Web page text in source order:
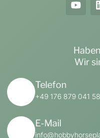
Wir
Telefon
+49 176 879 041 58
E-Mail